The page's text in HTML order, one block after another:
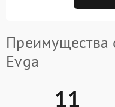
Преимущества
Evga
11